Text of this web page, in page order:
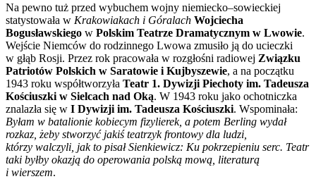
Na pewno tuż przed wybuchem wojny niemiecko–sowieckiej
statystowała w Krakowiakach i Góralach Wojciecha
Bogusławskiego w Polskim Teatrze Dramatycznym w Lwowie.
Wejście Niemców do rodzinnego Lwowa zmusiło ją do ucieczki
w głąb Rosji. Przez rok pracowała w rozgłośni radiowej Związku
Patriotów Polskich w Saratowie i Kujbyszewie, a na początku
1943 roku współtworzyła Teatr 1. Dywizji Piechoty im. Tadeusza
Kościuszki w Sielcach nad Oką. W 1943 roku jako ochotniczka
znalazła się w I Dywizji im. Tadeusza Kościuszki. Wspominała:
Byłam w batalionie kobiecym fizylierek, a potem Berling wydał
rozkaz, żeby stworzyć jakiś teatrzyk frontowy dla ludzi,
którzy walczyli, jak to pisał Sienkiewicz: Ku pokrzepieniu serc. Teatr
taki byłby okazją do operowania polską mową, literaturą
i wierszem.